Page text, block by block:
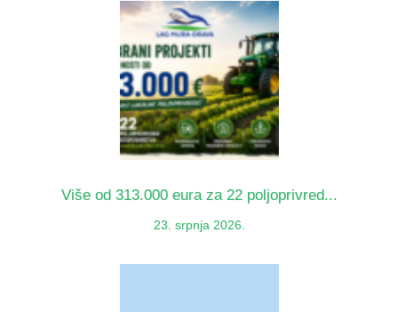
Više od 313.000 eura za 22 poljoprivred...
23. srpnja 2026.